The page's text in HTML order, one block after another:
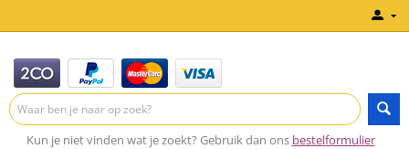
Kun je niet vinden wat je zoekt? Gebruik dan ons bestelformulier